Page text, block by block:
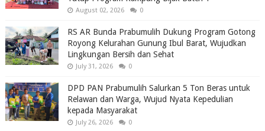
August 02, 2026 0
RS AR Bunda Prabumulih Dukung Program Gotong
Royong Kelurahan Gunung Ibul Barat, Wujudkan
Lingkungan Bersih dan Sehat
July 31, 2026 0
DPD PAN Prabumulih Salurkan 5 Ton Beras untuk
Relawan dan Warga, Wujud Nyata Kepedulian
kepada Masyarakat
July 26, 2026 0